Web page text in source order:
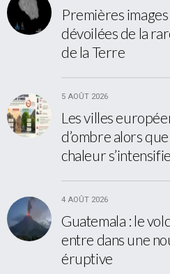
Premières
dévoilées de la
de la Terre
5 AOÛT 2026
Les villes
d’ombre alors
chaleur
4 AOÛT 2026
Guatemala : le
entre dans une
éruptive